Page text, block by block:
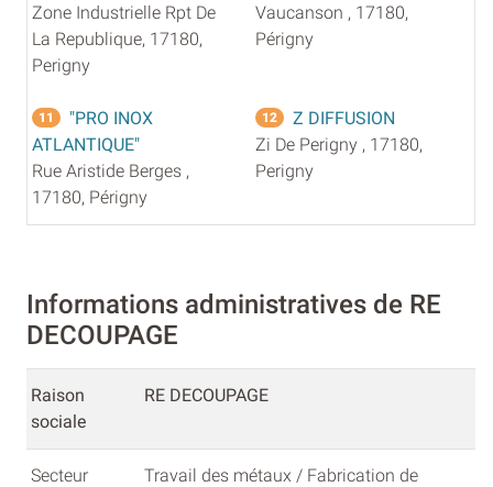
Zone Industrielle Rpt De
La Republique, 17180,
Perigny
Vaucanson , 17180,
Périgny
11
"PRO INOX
ATLANTIQUE"
Rue Aristide Berges ,
17180, Périgny
12
Z DIFFUSION
Zi De Perigny , 17180,
Perigny
Informations administratives de RE
DECOUPAGE
Raison
sociale
RE DECOUPAGE
Secteur
Travail des métaux / Fabrication de